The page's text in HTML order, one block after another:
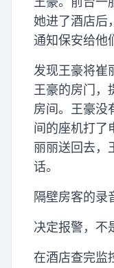
她进了酒店后
通知保安给他
发现王豪将崔
王豪的房门，
房间。王豪没
间的座机打了
丽丽送回去，
话。
隔壁房客的录
决定报警，不
在酒店查完监